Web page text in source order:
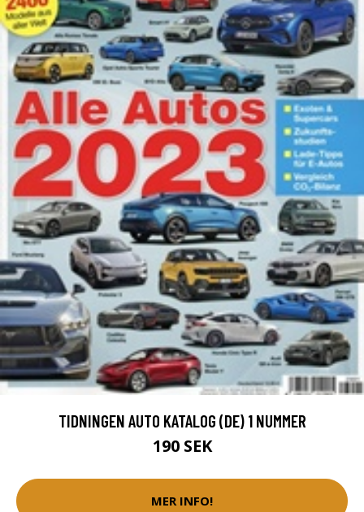
TIDNINGEN AUTO KATALOG (DE) 1 NUMMER
190 SEK
MER INFO!